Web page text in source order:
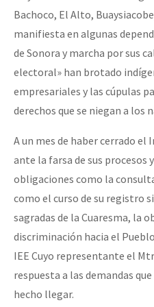
Mundo
EZLN
AutonomÍa y Resistencia
Megaproyectos
Migración
Presos
Mujeres
Niñxs
ETIQUETAS
MULTIMEDIA
Audio
Dia 2 do Encontro “Guerra
Dia 1: Encontro “Guerra contra
[CDMX – 20 julio] Jornadas
“Sonhando a Terra do Bem
Se o México sabe, que o
Bachoco, El Alto,
manifiesta en algunas
de Sonora y marcha por sus
electoral» han brotado
empresariales y las cúpulas
derechos que se niegan a los
A un mes de haber cerrado
ante la farsa de sus procesos
obligaciones como la
como el curso de su registro
sagradas de la Cuaresma, la
discriminación hacia el
IEE Cuyo representante el
respuesta a las demandas
hecho llegar.